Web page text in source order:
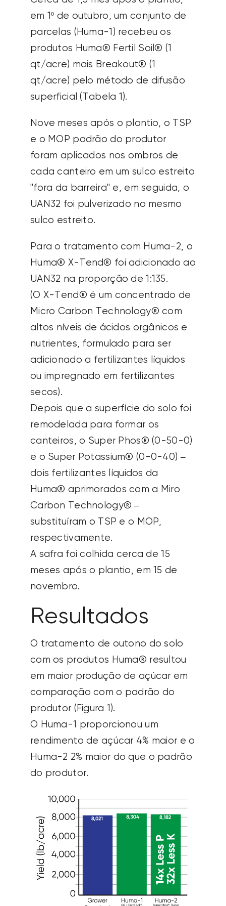
em 1º de outubro, um conjunto de
parcelas (Huma-1) recebeu os
produtos Huma® Fertil Soil® (1
qt/acre) mais Breakout® (1
qt/acre) pelo método de difusão
superficial (Tabela 1).
Nove meses após o plantio, o TSP
e o MOP padrão do produtor
foram aplicados nos ombros de
cada canteiro em um sulco estreito
"fora da barreira" e, em seguida, o
UAN32 foi pulverizado no mesmo
sulco estreito.
Para o tratamento com Huma-2, o
Huma® X-Tend® foi adicionado ao
UAN32 na proporção de 1:135.
(O X-Tend® é um concentrado de
Micro Carbon Technology® com
altos níveis de ácidos orgânicos e
nutrientes, formulado para ser
adicionado a fertilizantes líquidos
ou impregnado em fertilizantes
secos).
Depois que a superfície do solo foi
remodelada para formar os
canteiros, o Super Phos® (0-50-0)
e o Super Potassium® (0-0-40) –
dois fertilizantes líquidos da
Huma® aprimorados com a Miro
Carbon Technology® –
substituíram o TSP e o MOP,
respectivamente.
A safra foi colhida cerca de 15
meses após o plantio, em 15 de
novembro.
Resultados
O tratamento de outono do solo
com os produtos Huma® resultou
em maior produção de açúcar em
comparação com o padrão do
produtor (Figura 1).
O Huma-1 proporcionou um
rendimento de açúcar 4% maior e o
Huma-2 2% maior do que o padrão
do produtor.